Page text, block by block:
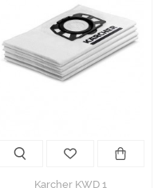
Karcher KWD 1